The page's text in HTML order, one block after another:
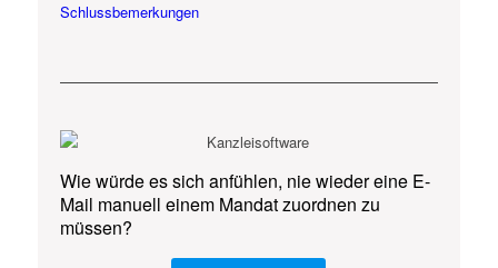
Schlussbemerkungen
Wie würde es sich anfühlen, nie wieder eine E-
Mail manuell einem Mandat zuordnen zu
müssen?